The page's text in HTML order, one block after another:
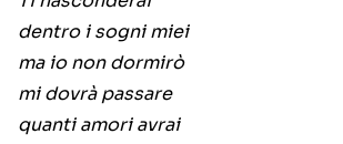
dentro i sogni miei
ma io non dormirò
mi dovrà passare
quanti amori avrai